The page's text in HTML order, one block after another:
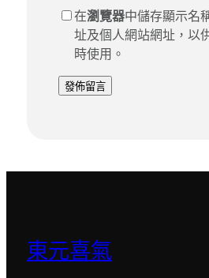
在瀏覽器中儲存顯示名
址及個人網站網址，以
時使用。
東元喜氣